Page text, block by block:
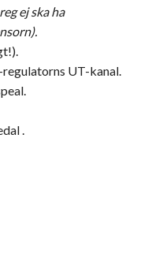
ej ska ha
UT-kanal.
.